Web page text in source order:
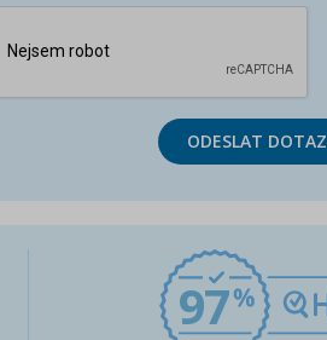
ODESLAT DOTAZ
97